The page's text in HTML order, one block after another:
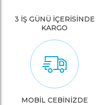
3 İŞ GÜNÜ İÇERİSİNDE
KARGO
MOBİL CEBİNİZDE